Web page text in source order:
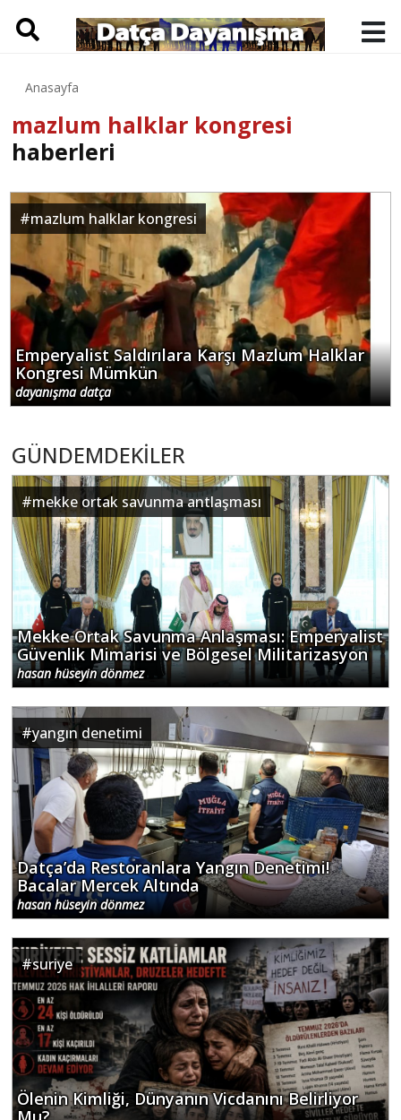
Anasayfa
mazlum halklar kongresi
haberleri
#mazlum halklar kongresi
Emperyalist Saldırılara Karşı Mazlum Halklar
Kongresi Mümkün
dayanışma datça
GÜNDEMDEKİLER
#mekke ortak savunma antlaşması
Mekke Ortak Savunma Anlaşması: Emperyalist
Güvenlik Mimarisi ve Bölgesel Militarizasyon
hasan hüseyin dönmez
#yangın denetimi
Datça’da Restoranlara Yangın Denetimi!
Bacalar Mercek Altında
hasan hüseyin dönmez
#suriye
Ölenin Kimliği, Dünyanın Vicdanını Belirliyor